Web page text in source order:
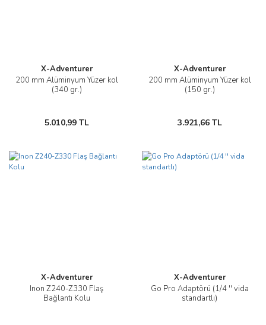
X-Adventurer
200 mm Alüminyum Yüzer kol
(340 gr.)
5.010,99 TL
X-Adventurer
200 mm Alüminyum Yüzer kol
(150 gr.)
3.921,66 TL
X-Adventurer
Inon Z240-Z330 Flaş
Bağlantı Kolu
X-Adventurer
Go Pro Adaptörü (1/4 '' vida
standartlı)